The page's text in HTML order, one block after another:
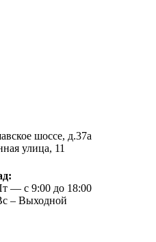
шоссе, д.37а
улица, 11
— с 9:00 до 18:00
– Выходной